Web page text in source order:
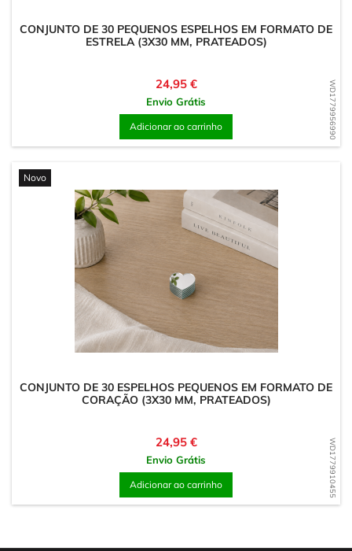
WD1779956990
CONJUNTO DE 30 PEQUENOS ESPELHOS EM FORMATO DE
ESTRELA (3X30 MM, PRATEADOS)
Preço
24,95 €
Envio Grátis
Adicionar ao carrinho
WD1779910455
Novo
CONJUNTO DE 30 ESPELHOS PEQUENOS EM FORMATO DE
CORAÇÃO (3X30 MM, PRATEADOS)
Preço
24,95 €
Envio Grátis
Adicionar ao carrinho